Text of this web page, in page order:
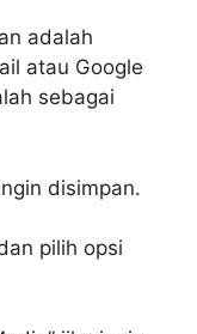
adalah
atau Google
sebagai
disimpan.
pilih opsi